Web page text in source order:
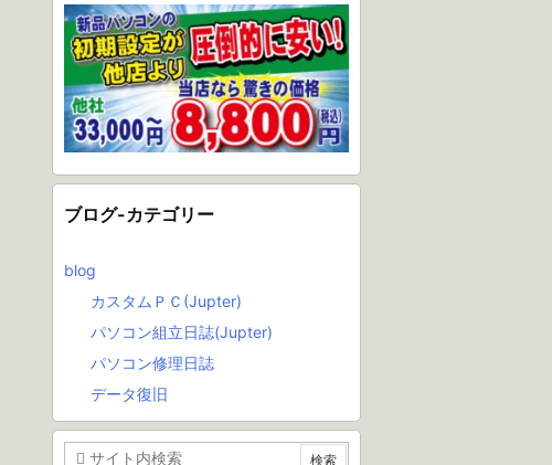
ブログ-カテゴリー
blog
カスタムＰＣ(Jupter)
パソコン組立日誌(Jupter)
パソコン修理日誌
データ復旧